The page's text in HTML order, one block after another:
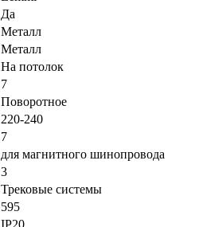
Да
Металл
Металл
На потолок
7
Поворотное
220-240
7
для магнитного шинопровода
3
Трековые системы
595
IP20